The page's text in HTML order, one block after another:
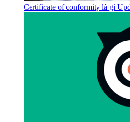
Certificate of conformity là gì